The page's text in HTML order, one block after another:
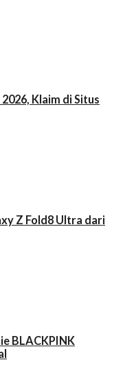
Klaim di Situs
Z Fold8 Ultra dari
BLACKPINK